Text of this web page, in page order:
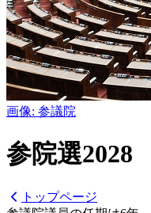
画像: 参議院
参院選2028
トップページ